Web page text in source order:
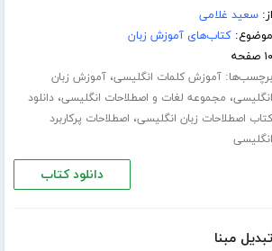
از:سعید غلامی
موضوع:کتاب‌های آموزش زبان
۱۰ صفحه
برچسب‌ها:آموزش کلمات انگلیسی،آموزش زبان
انگلیسی، مجموعه لغات و اصطلاحات انگلیسی،دانلود
کتاب اصطلاحات زبان انگلیسی، اصطلاحات پرکاربرد
انگلیسی
دانلود کتاب
مبنا